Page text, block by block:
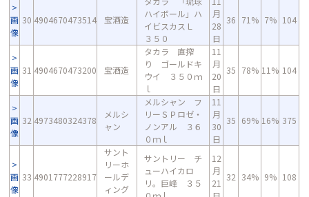
画
像
30 4904670473514 宝酒造
ハイボール」ハ
イビスカスＬ
３５０
月
28
日
36 71% 7% 104
画
像
31 4904670473200 宝酒造
タカラ 直搾
り ゴールドキ
ウイ ３５０ｍ
ｌ
11
月
20
日
35 78% 11% 104
画
像
32 4973480324378
メルシ
ャン
メルシャン フ
リーＳＰロゼ・
ノンアル ３６
０ｍｌ
11
月
30
日
35 69% 16% 375
画
像
33 4901777228917
サント
リーホ
ールデ
ィング
サントリー チ
ューハイカロ
リ。巨峰 ３５
12
月
21
32 34% 9% 108